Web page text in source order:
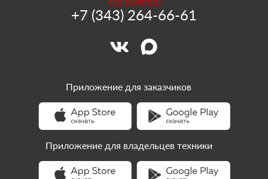
+7 (343) 264-66-61
Приложение для заказчиков
Приложение для владельцев техники